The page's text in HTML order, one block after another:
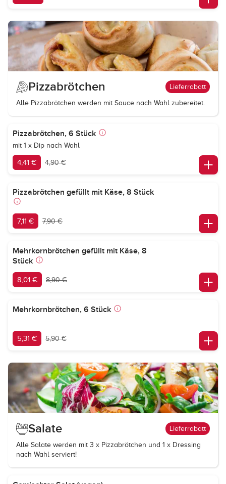
Pizzabrötchen Lieferrabatt
Alle Pizzabrötchen werden mit Sauce nach Wahl zubereitet.
Pizzabrötchen, 6 Stück
mit 1 x Dip nach Wahl
4,41 € 4,90 €
Pizzabrötchen gefüllt mit Käse, 8 Stück
7,11 € 7,90 €
Mehrkornbrötchen gefüllt mit Käse, 8
Stück
8,01 € 8,90 €
Mehrkornbrötchen, 6 Stück
5,31 € 5,90 €
Salate Lieferrabatt
Alle Salate werden mit 3 x Pizzabrötchen und 1 x Dressing
nach Wahl serviert!